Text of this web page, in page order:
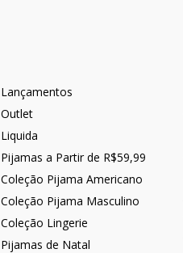
Lançamentos
Outlet
Liquida
Pijamas a Partir de R$59,99
Coleção Pijama Americano
Coleção Pijama Masculino
Coleção Lingerie
Pijamas de Natal